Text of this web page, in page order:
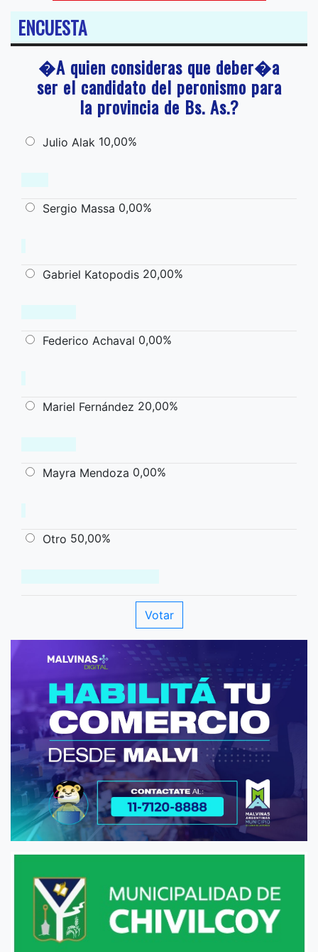
ENCUESTA
�A quien consideras que deber�a
ser el candidato del peronismo para
la provincia de Bs. As.?
Julio Alak 10,00%
Sergio Massa 0,00%
Gabriel Katopodis 20,00%
Federico Achaval 0,00%
Mariel Fernández 20,00%
Mayra Mendoza 0,00%
Otro 50,00%